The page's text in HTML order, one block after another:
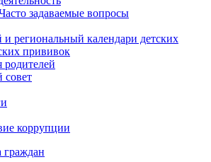
задаваемые вопросы
региональный календари детских
прививок
коррупции
граждан